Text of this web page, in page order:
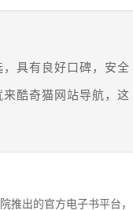
具有良好口碑，安全
酷奇猫网站导航，这
推出的官方电子书平台